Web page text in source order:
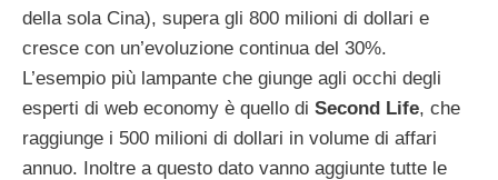
della sola Cina), supera gli 800 milioni di dollari e
cresce con un’evoluzione continua del 30%.
L’esempio più lampante che giunge agli occhi degli
esperti di web economy è quello di Second Life, che
raggiunge i 500 milioni di dollari in volume di affari
annuo. Inoltre a questo dato vanno aggiunte tutte le